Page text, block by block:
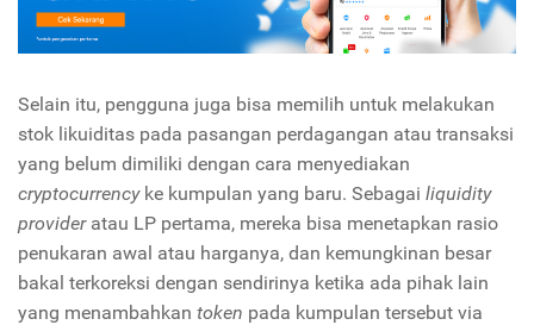
Selain itu, pengguna juga bisa memilih untuk melakukan
stok likuiditas pada pasangan perdagangan atau transaksi
yang belum dimiliki dengan cara menyediakan
cryptocurrency ke kumpulan yang baru. Sebagai liquidity
provider atau LP pertama, mereka bisa menetapkan rasio
penukaran awal atau harganya, dan kemungkinan besar
bakal terkoreksi dengan sendirinya ketika ada pihak lain
yang menambahkan token pada kumpulan tersebut via